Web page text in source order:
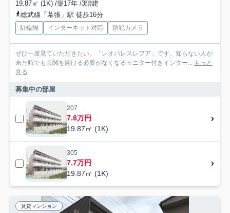
19.87㎡ (1K) /築17年 /3階建
総武線「幕張」駅 徒歩16分
駐輪場 インターネット対応 防犯カメラ
ぜひ一度見ていただきたい、「レオパレスレフア」です。知らない人が
来た時でも玄関を開ける必要がなくなるモニター付きインター... もっと
見る
募集中の部屋
207
7.6万円
19.87㎡ (1K)
305
7.7万円
19.87㎡ (1K)
賃貸マンション